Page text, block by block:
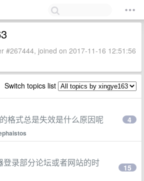
#267444, joined on 2017-11-16 12:51:56
Switch topics list
格式总是失效是什么原因呢 4
登录部分论坛或者网站的时
15